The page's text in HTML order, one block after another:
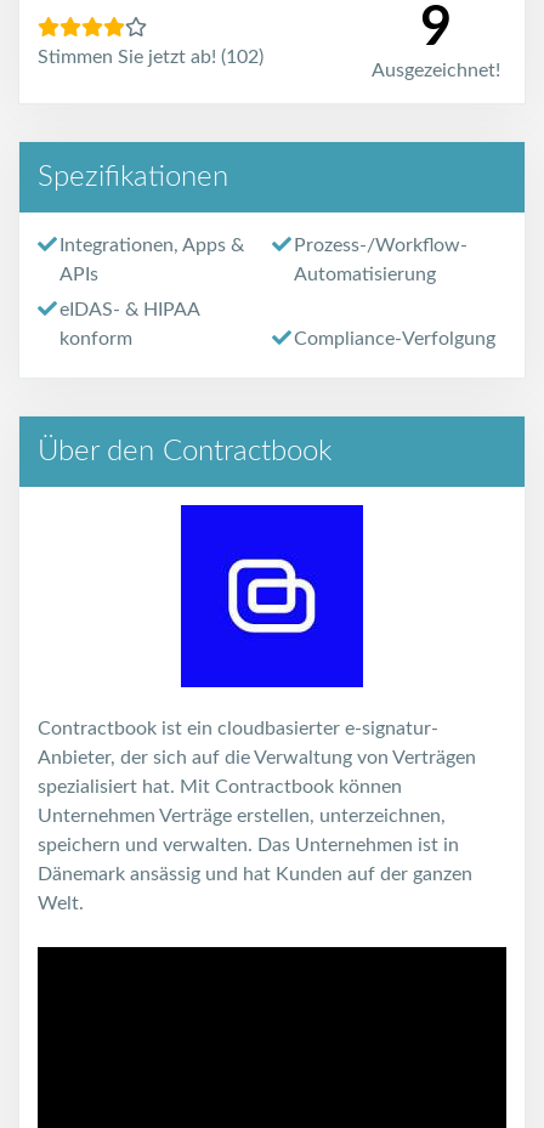
Stimmen Sie jetzt ab! (102)
9
Ausgezeichnet!
Spezifikationen
Integrationen, Apps &
APIs
Prozess-/Workflow-
Automatisierung
eIDAS- & HIPAA
konform
Compliance-Verfolgung
Über den Contractbook
Contractbook ist ein cloudbasierter e-signatur-
Anbieter, der sich auf die Verwaltung von Verträgen
spezialisiert hat. Mit Contractbook können
Unternehmen Verträge erstellen, unterzeichnen,
speichern und verwalten. Das Unternehmen ist in
Dänemark ansässig und hat Kunden auf der ganzen
Welt.